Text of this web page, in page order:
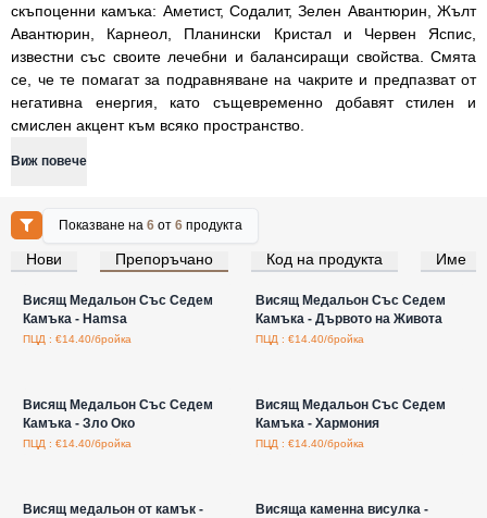
скъпоценни камъка: Аметист, Содалит, Зелен Авантюрин, Жълт
Авантюрин, Карнеол, Планински Кристал и Червен Яспис,
известни със своите лечебни и балансиращи свойства. Смята
се, че те помагат за подравняване на чакрите и предпазват от
негативна енергия, като същевременно добавят стилен и
смислен акцент към всяко пространство.
Виж повече
Показване на6 от6 продукта
Нови Препоръчано Код на продукта Име
Влезте за цени на едро
Висящ Медальон Със Седем
Камъка - Hamsa
ПЦД : €14.40/бройка
Влезте за цени на едро
Висящ Медальон Със Седем
Камъка - Дървото на Живота
ПЦД : €14.40/бройка
Висящ Медальон Със Седем
Камъка - Зло Око
ПЦД : €14.40/бройка
Висящ Медальон Със Седем
Камъка - Хармония
ПЦД : €14.40/бройка
Висящ медальон от камък -
Висяща каменна висулка -